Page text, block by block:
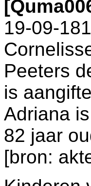
19-09-
Peeters
is
Adriana
82 jaar
[bron: